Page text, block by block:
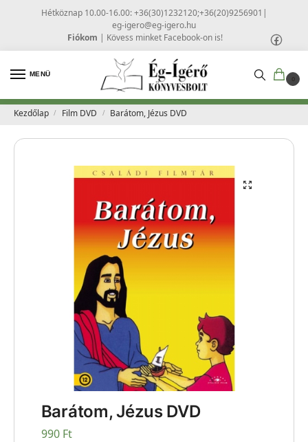
Hétköznap 10.00-16.00: +36(30)1232120;+36(20)9256901 |
eg-igero@eg-igero.hu
Fiókom | Kövess minket Facebook-on is!
MENÜ
0
Kezdőlap / Film DVD / Barátom, Jézus DVD
Barátom, Jézus DVD
990 Ft